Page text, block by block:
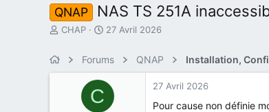
QNAP NAS TS 251A
A
CHAP
D
e
27 Avril 2026
Forums QNAP Installation,
C 27 Avril 2026
Pour cause non définie